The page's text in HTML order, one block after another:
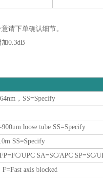
请下单确认细节。
0.3dB
，SS=Specify
loose tube SS=Specify
SS=Specify
UPC SA=SC/APC SP=SC/
axis blocked